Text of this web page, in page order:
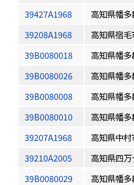
39427A1968
高知県幡
39208A1968
高知県宿毛
39B0080018
高知県幡
39B0080026
高知県幡
39B0080008
高知県幡
39B0080010
高知県幡
39207A1968
高知県中村
39210A2005
高知県四
39B0080029
高知県幡